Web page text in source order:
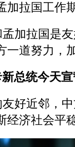
加拉国工作
加拉国是
一道努力，
总统今天
好近邻，
经济社会平